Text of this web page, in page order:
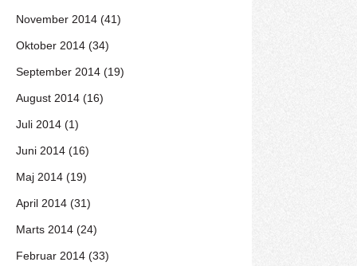
November 2014 (41)
Oktober 2014 (34)
September 2014 (19)
August 2014 (16)
Juli 2014 (1)
Juni 2014 (16)
Maj 2014 (19)
April 2014 (31)
Marts 2014 (24)
Februar 2014 (33)